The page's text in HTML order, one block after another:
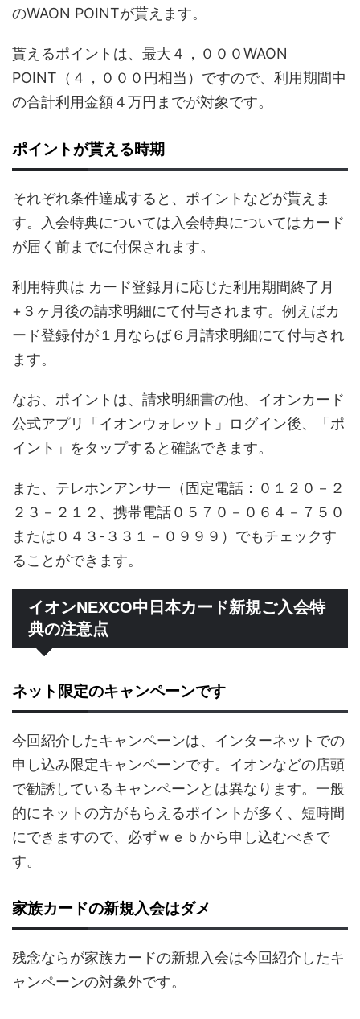
のWAON POINTが貰えます。
貰えるポイントは、最大４，０００WAON
POINT（４，０００円相当）ですので、利用期間中
の合計利用金額４万円までが対象です。
ポイントが貰える時期
それぞれ条件達成すると、ポイントなどが貰えま
す。入会特典については 入会特典についてはカード
が届く前までに付保されます。
利用特典は カード登録月に応じた利用期間終了月
+３ヶ月後の請求明細にて付与されます。例えばカ
ード登録付が１月ならば６月請求明細にて付与され
ます。
なお、ポイントは、請求明細書の他、イオンカード
公式アプリ「イオンウォレット」ログイン後、「ポ
イント」をタップすると確認できます。
また、テレホンアンサー（固定電話：０１２０－２
２３－２１２、携帯電話０５７０－０６４－７５０
または０４３-３３１－０９９９）でもチェックす
ることができます。
イオンNEXCO中日本カード新規ご入会特
典の注意点
ネット限定のキャンペーンです
今回紹介したキャンペーンは、インターネットでの
申し込み限定キャンペーンです。イオンなどの店頭
で勧誘しているキャンペーンとは異なります。一般
的にネットの方がもらえるポイントが多く、短時間
にできますので、必ずｗｅｂから申し込むべきで
す。
家族カードの新規入会はダメ
残念ならが家族カードの新規入会は今回紹介したキ
ャンペーンの対象外です。